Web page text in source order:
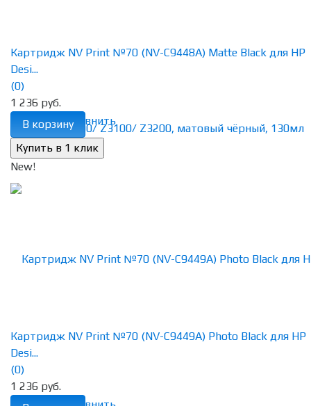
избранное сравнить
Картридж NV Print №70 (NV-C9448A) Matte Black для HP
Desi...
(0)
1 236 руб.
В корзину
New!
Картридж NV Print №70 (NV-C9449A) Photo Black для HP
Desi...
(0)
1 236 руб.